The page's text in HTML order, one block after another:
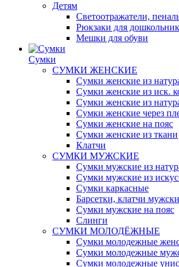
Детям
Светоотражатели,
Рюкзаки для
Мешки для обуви
Сумки
СУМКИ ЖЕНСКИЕ
Сумки женские из
Сумки женские из иск.
Сумки женские из
Сумки женские через
Сумки женские на пояс
Сумки женские из ткани
Клатчи
СУМКИ МУЖСКИЕ
Сумки мужские из
Сумки мужские из
Сумки каркасные
Барсетки, клатчи
Сумки мужские на пояс
Слинги
СУМКИ МОЛОДЁЖНЫЕ
Сумки молодежные
Сумки молодежные
Сумки молодежные